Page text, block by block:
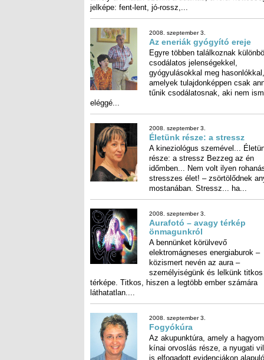
jelképe: fent-lent, jó-rossz,...
2008. szeptember 3.
Az eneriák gyógyító ereje
Egyre többen találkoznak
csodálatos
gyógyulásokkal meg
amelyek tulajdonképpen csak
tűnik csodálatosnak, aki nem
eléggé...
2008. szeptember 3.
Életünk része: a stressz
A kineziológus szemével...
része: a stressz Bezzeg az
időmben... Nem volt ilyen
stresszes élet! – zsörtölődnek
mostanában. Stressz... ha...
2008. szeptember 3.
Aurafotó – avagy térkép
önmagunkról
A bennünket körülvevő
elektromágneses energiaburok –
közismert nevén az aura –
személyiségünk és lelkünk titkos
térképe. Titkos, hiszen a legtöbb ember számára
láthatatlan....
2008. szeptember 3.
Fogyókúra
Az akupunktúra, amely a
kínai orvoslás része, a nyugati
is elfogadott evidenciákon
tudományos kutatásokkal